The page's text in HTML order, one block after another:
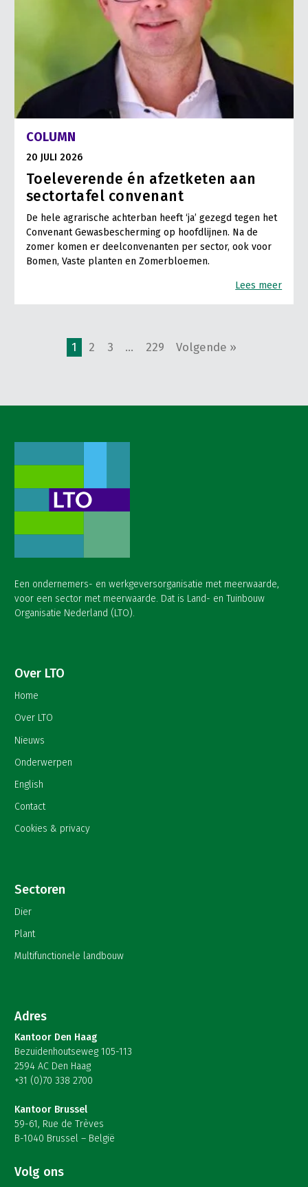
COLUMN
20 JULI 2026
Toeleverende én afzetketen aan
sectortafel convenant
De hele agrarische achterban heeft ‘ja’ gezegd tegen het
Convenant Gewasbescherming op hoofdlijnen. Na de
zomer komen er deelconvenanten per sector, ook voor
Bomen, Vaste planten en Zomerbloemen.
Lees meer
1 2 3 … 229 Volgende »
Een ondernemers- en werkgeversorganisatie met meerwaarde,
voor een sector met meerwaarde. Dat is Land- en Tuinbouw
Organisatie Nederland (LTO).
Over LTO
Home
Over LTO
Nieuws
Onderwerpen
English
Contact
Cookies & privacy
Sectoren
Dier
Plant
Multifunctionele landbouw
Adres
Kantoor Den Haag
Bezuidenhoutseweg 105-113
2594 AC Den Haag
+31 (0)70 338 2700
Kantoor Brussel
59-61, Rue de Trèves
B-1040 Brussel – België
Volg ons